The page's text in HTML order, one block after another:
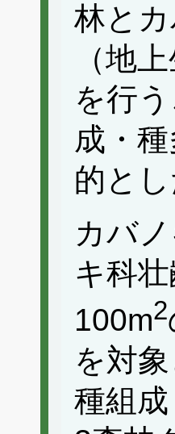
林と
（地
を行
成・
的とし
カバ
キ科
100m2
を対
種組